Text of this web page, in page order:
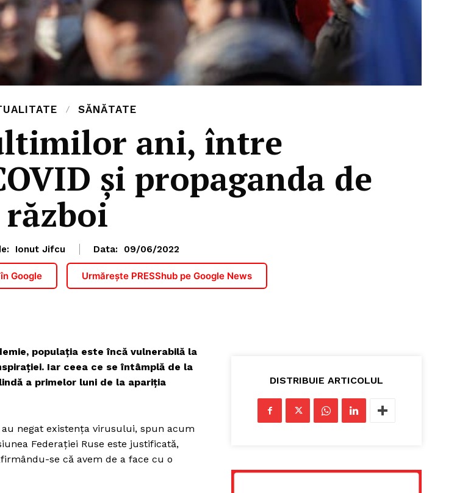
SĂNĂTATE
ani, între
şi propaganda de
război
Ionut Jifcu Data: 09/06/2022
Google Urmărește PRESShub pe Google News
populaţia este încă vulnerabilă la
Iar ceea ce se întâmplă de la
a primelor luni de la apariţia
au negat existenţa virusului, spun acum
Federaţiei Ruse este justificată,
se că avem de a face cu o
DISTRIBUIE ARTICOLUL